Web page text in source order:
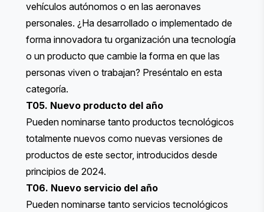
vehículos autónomos o en las aeronaves
personales. ¿Ha desarrollado o implementado de
forma innovadora tu organización una tecnología
o un producto que cambie la forma en que las
personas viven o trabajan? Preséntalo en esta
categoría.
T05. Nuevo producto del año
Pueden nominarse tanto productos tecnológicos
totalmente nuevos como nuevas versiones de
productos de este sector, introducidos desde
principios de 2024.
T06. Nuevo servicio del año
Pueden nominarse tanto servicios tecnológicos